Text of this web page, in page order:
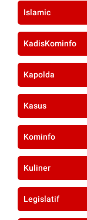
Islamic
KadisKominfo
Kapolda
Kasus
Kominfo
Kuliner
Legislatif